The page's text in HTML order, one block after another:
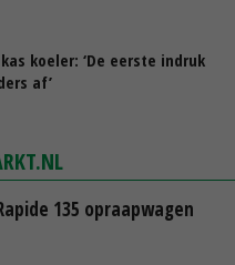
koeler: ‘De eerste indruk
af’
135 opraapwagen